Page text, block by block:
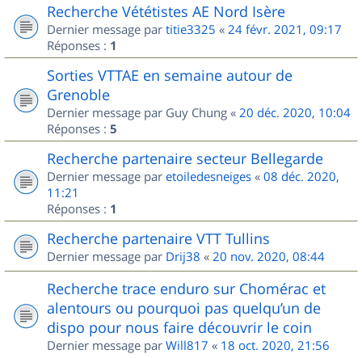
Recherche Vététistes AE Nord Isère
Dernier message par titie3325 « 24 févr. 2021, 09:17
Réponses : 1
Sorties VTTAE en semaine autour de
Grenoble
Dernier message par Guy Chung « 20 déc. 2020, 10:04
Réponses : 5
Recherche partenaire secteur Bellegarde
Dernier message par etoiledesneiges « 08 déc. 2020,
11:21
Réponses : 1
Recherche partenaire VTT Tullins
Dernier message par Drij38 « 20 nov. 2020, 08:44
Recherche trace enduro sur Chomérac et
alentours ou pourquoi pas quelqu’un de
dispo pour nous faire découvrir le coin
Dernier message par Will817 « 18 oct. 2020, 21:56